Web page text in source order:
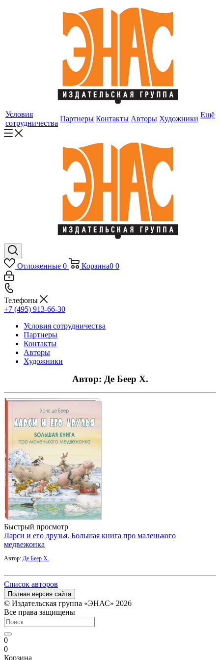
Условия
сотрудничества
Партнеры Контакты Авторы Художники Ещё
Отложенные 0 Корзина0 0
Телефоны
+7 (495) 913-66-30
Условия сотрудничества
Партнеры
Контакты
Авторы
Художники
Автор: Де Беер Х.
Быстрый просмотр
Ларси и его друзья. Большая книга про маленького
медвежонка
Автор: Де Беер Х.
Список авторов
Полная версия сайта
© Издательская группа «ЭНАС» 2026
Все права защищены
0
0
Корзина